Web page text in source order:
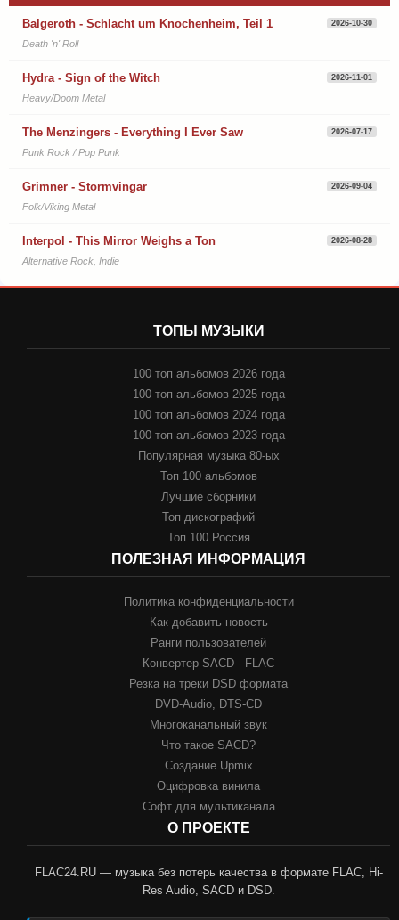
Balgeroth - Schlacht um Knochenheim, Teil 1 2026-10-30
Death 'n' Roll
Hydra - Sign of the Witch 2026-11-01
Heavy/Doom Metal
The Menzingers - Everything I Ever Saw 2026-07-17
Punk Rock / Pop Punk
Grimner - Stormvingar 2026-09-04
Folk/Viking Metal
Interpol - This Mirror Weighs a Ton 2026-08-28
Alternative Rock, Indie
ТОПЫ МУЗЫКИ
100 топ альбомов 2026 года
100 топ альбомов 2025 года
100 топ альбомов 2024 года
100 топ альбомов 2023 года
Популярная музыка 80-ых
Топ 100 альбомов
Лучшие сборники
Топ дискографий
Топ 100 Россия
ПОЛЕЗНАЯ ИНФОРМАЦИЯ
Политика конфиденциальности
Как добавить новость
Ранги пользователей
Конвертер SACD - FLAC
Резка на треки DSD формата
DVD-Audio, DTS-CD
Многоканальный звук
Что такое SACD?
Создание Upmix
Оцифровка винила
Софт для мультиканала
О ПРОЕКТЕ
FLAC24.RU — музыка без потерь качества в формате FLAC, Hi-
Res Audio, SACD и DSD.